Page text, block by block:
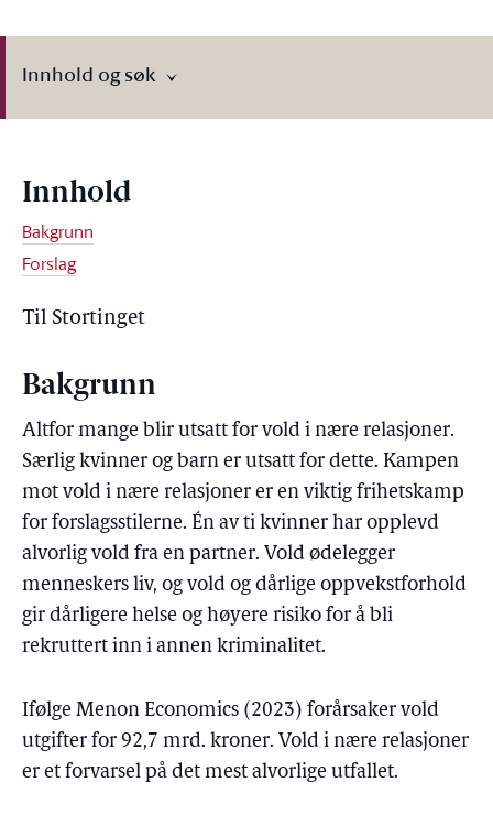
Innhold og søk
Innhold
Bakgrunn
Forslag
Til Stortinget
Bakgrunn
Altfor mange blir utsatt for vold i nære relasjoner.
Særlig kvinner og barn er utsatt for dette. Kampen
mot vold i nære relasjoner er en viktig frihetskamp
for forslagsstilerne. Én av ti kvinner har opplevd
alvorlig vold fra en partner. Vold ødelegger
menneskers liv, og vold og dårlige oppvekstforhold
gir dårligere helse og høyere risiko for å bli
rekruttert inn i annen kriminalitet.
Ifølge Menon Economics (2023) forårsaker vold
utgifter for 92,7 mrd. kroner. Vold i nære relasjoner
er et forvarsel på det mest alvorlige utfallet.